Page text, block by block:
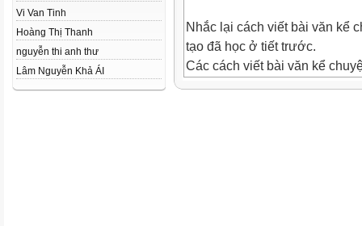
Vi Van Tinh
Hoàng Thị Thanh
nguyễn thi anh thư
Lâm Nguyễn Khả ÁI
Nhắc lại cách viết bài văn kể
tạo đã học ở tiết trước.
Các cách viết bài văn kể